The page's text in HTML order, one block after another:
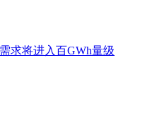
求将进入百GWh量级